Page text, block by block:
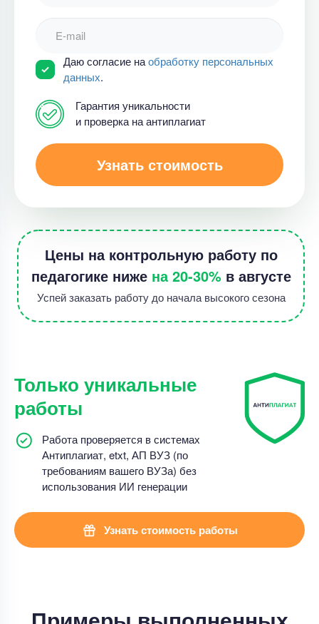
Даю согласие наобработку персональных
данных.
Гарантия уникальности
и проверка на антиплагиат
Узнать стоимость
Цены на контрольную работу по
педагогике ниже на 20-30%в августе
Успей заказать работу до начала высокого сезона
Только уникальные
работы
Работа проверяется в системах
Антиплагиат, etxt, АП ВУЗ (по
требованиям вашего ВУЗа) без
использования ИИ генерации
Узнать стоимость работы